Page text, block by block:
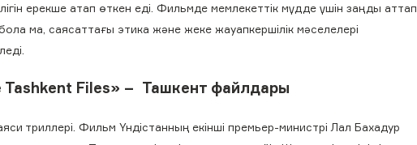
ерекше атап өткен еді. Фильмде мемлекеттік мүдде үшін заңды аттап
ма, саясаттағы этика және жеке жауапкершілік мәселелері
Tashkent Files» – Ташкент файлдары
триллері. Фильм Үндістанның екінші премьер-министрі Лал Бахадур